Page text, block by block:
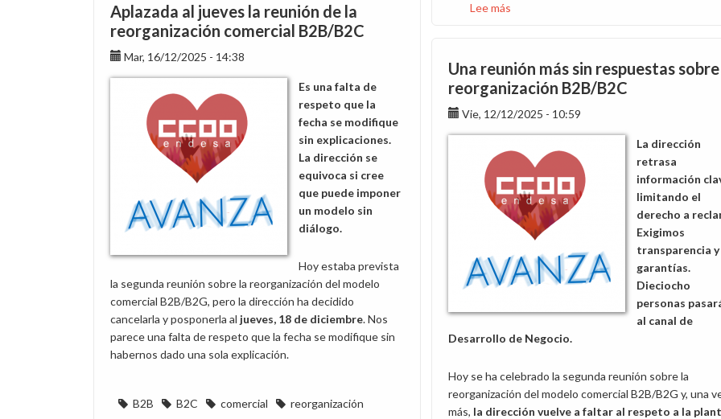
negocia,
impone
Lee más
de
la
dirección
en
la
reorganización
comercial
B2B
Aplazada al jueves la reunión de la
reorganización comercial B2B/B2C
Mar, 16/12/2025 - 14:38
Es una falta de
respeto que la
fecha se modifique
sin explicaciones.
La dirección se
equivoca si cree
que puede imponer
un modelo sin
diálogo.
Hoy estaba prevista
la segunda reunión sobre la reorganización del modelo
comercial B2B/B2G, pero la dirección ha decidido
cancelarla y posponerla al jueves, 18 de diciembre. Nos
parece una falta de respeto que la fecha se modifique sin
habernos dado una sola explicación.
B2B B2C comercial reorganización
Una reunión más sin respuestas
reorganización B2B/B2C
Vie, 12/12/2025 - 10:59
La dirección
retrasa
información
limitando el
derecho a
Exigimos
transparencia y
garantías.
Dieciocho
personas
al canal de
Desarrollo de Negocio.
Hoy se ha celebrado la segunda reunión sobre la
reorganización del modelo comercial B2B/B2G y, una
más, la dirección vuelve a faltar al respeto a la